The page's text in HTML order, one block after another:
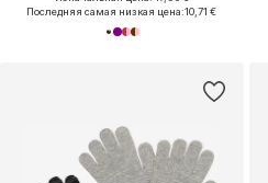
Последняя самая низкая цена:10,71 €